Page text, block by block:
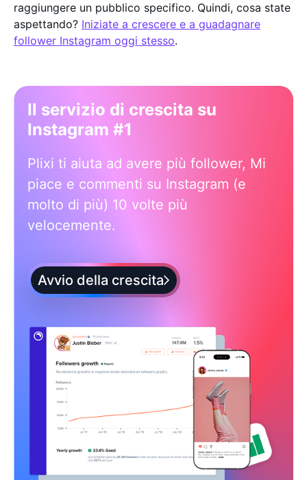
raggiungere un pubblico specifico. Quindi, cosa state
aspettando? Iniziate a crescere e a guadagnare
follower Instagram oggi stesso.
Il servizio di crescita su
Instagram #1
Plixi ti aiuta ad avere più follower, Mi
piace e commenti su Instagram (e
molto di più) 10 volte più
velocemente.
Avvio della crescita